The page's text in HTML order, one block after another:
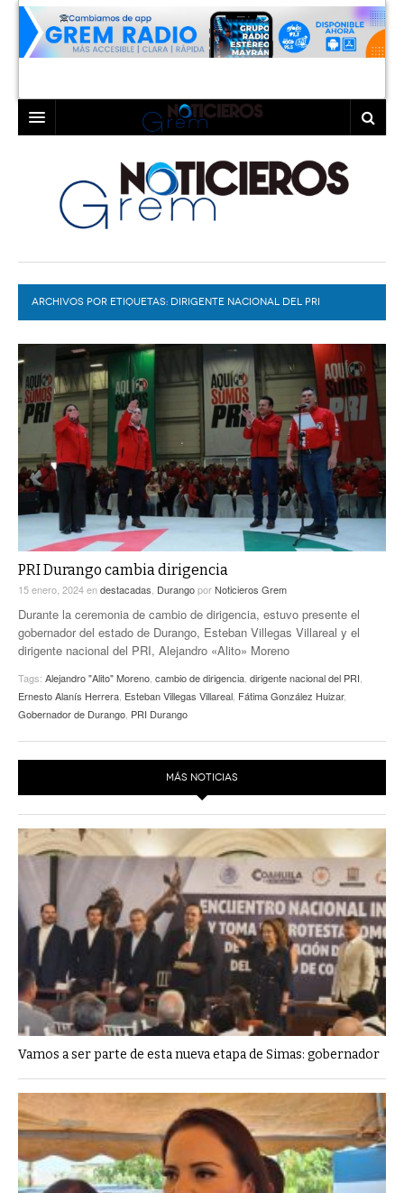
LAGUNA
TORREÓN
GÓMEZ PALACIO
LERDO
COAHUILA
DURANGO
DEPORTES
EXA
EL EXACTO
EXA INFORMA
GLOBO
CONTEXTOS
TRAYECTO LAGUNA
A MEDIA MAÑANA
A TODA LEY
DIÁLOGOS CON LA HISTORIA
TWEETS AND BEATS
LA MEJOR 97.1 ESTÉREO GALLITO
ACTUALIDADES GREM
LA MEJOR INFORMACIÓN
COLABORADORES
PC29
ACTUALIDADES GREM
ARCHIVOS POR ETIQUETAS: DIRIGENTE NACIONAL DEL PRI
PRI Durango cambia dirigencia
15 enero, 2024endestacadas DurangoporNoticieros Grem
Durante la ceremonia de cambio de dirigencia, estuvo presente el
gobernador del estado de Durango, Esteban Villegas Villareal y el
dirigente nacional del PRI, Alejandro «Alito» Moreno
Tags: Alejandro "Alito" Moreno cambio de dirigencia dirigente nacional del PRI
Ernesto Alanís Herrera Esteban Villegas Villareal Fátima González Huizar,
Gobernador de Durango PRI Durango
MÁS NOTICIAS
Vamos a ser parte de esta nueva etapa de Simas: gobernador